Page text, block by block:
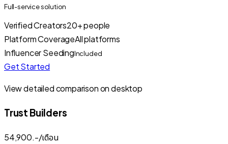
Full-service solution
Verified Creators20+people
Platform CoverageAll platforms
Influencer SeedingIncluded
Get Started
View detailed comparison on desktop
Trust Builders
54,900.-/เดือน